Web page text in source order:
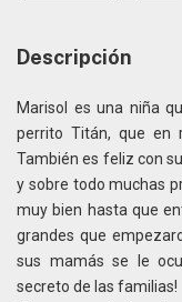
Descripción
Marisol es una niña
perrito Titán, que en
También es feliz con
y sobre todo muchas
muy bien hasta que
grandes que
sus mamás se le
secreto de las familias!